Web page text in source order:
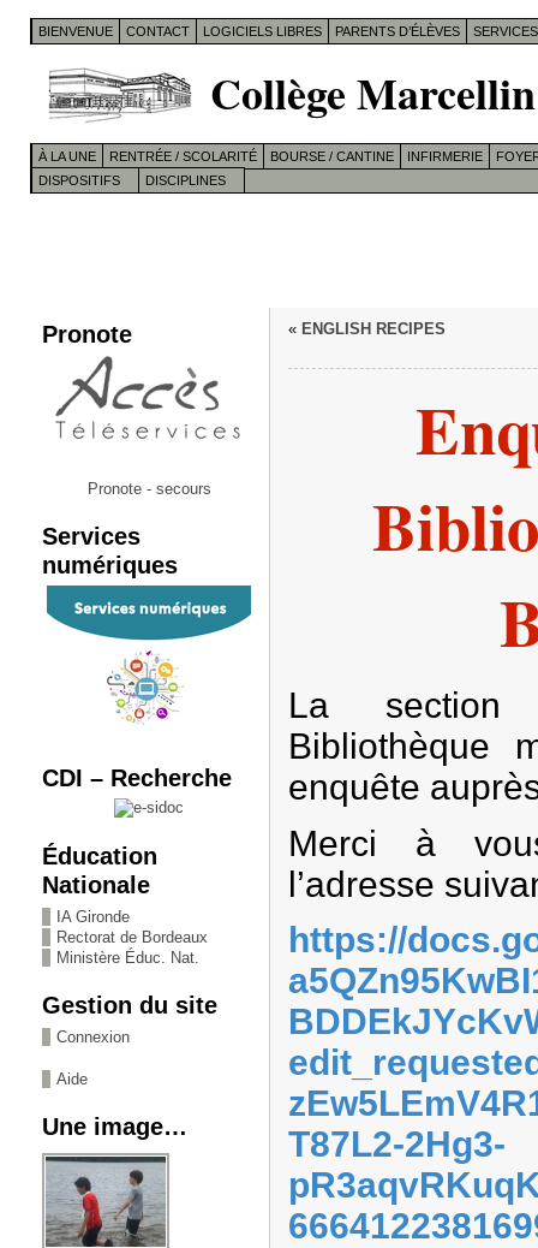
BIENVENUE CONTACT LOGICIELS LIBRES PARENTS D’ÉLÈVES
Collège
À LA UNE RENTRÉE / SCOLARITÉ BOURSE / CANTINE INFIRMERIE
DISPOSITIFS
DISCIPLINES
Pronote
Pronote - secours
Services
numériques
CDI – Recherche
Éducation
Nationale
IA Gironde
Rectorat de Bordeaux
Ministère Éduc. Nat.
Gestion du site
Connexion
Aide
Une image…
« ENGLISH RECIPES
La
Bibliothèque
enquête
Merci à
l’adresse
https://
T87L2-2Hg3-